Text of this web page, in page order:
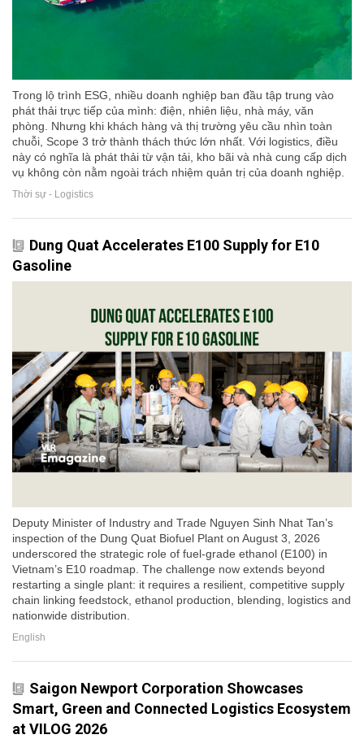
Trong lộ trình ESG, nhiều doanh nghiệp ban đầu tập trung vào
phát thải trực tiếp của mình: điện, nhiên liệu, nhà máy, văn
phòng. Nhưng khi khách hàng và thị trường yêu cầu nhìn toàn
chuỗi, Scope 3 trở thành thách thức lớn nhất. Với logistics, điều
này có nghĩa là phát thải từ vận tải, kho bãi và nhà cung cấp dịch
vụ không còn nằm ngoài trách nhiệm quản trị của doanh nghiệp.
Thời sự - Logistics
Dung Quat Accelerates E100 Supply for E10
Gasoline
Deputy Minister of Industry and Trade Nguyen Sinh Nhat Tan’s
inspection of the Dung Quat Biofuel Plant on August 3, 2026
underscored the strategic role of fuel-grade ethanol (E100) in
Vietnam’s E10 roadmap. The challenge now extends beyond
restarting a single plant: it requires a resilient, competitive supply
chain linking feedstock, ethanol production, blending, logistics and
nationwide distribution.
English
Saigon Newport Corporation Showcases
Smart, Green and Connected Logistics Ecosystem
at VILOG 2026